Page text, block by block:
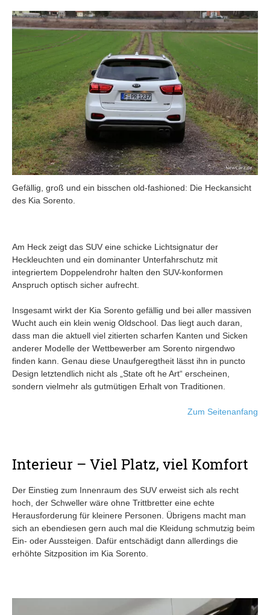
Gefällig, groß und ein bisschen old-fashioned: Die Heckansicht
des Kia Sorento.
Am Heck zeigt das SUV eine schicke Lichtsignatur der
Heckleuchten und ein dominanter Unterfahrschutz mit
integriertem Doppelendrohr halten den SUV-konformen
Anspruch optisch sicher aufrecht.
Insgesamt wirkt der Kia Sorento gefällig und bei aller massiven
Wucht auch ein klein wenig Oldschool. Das liegt auch daran,
dass man die aktuell viel zitierten scharfen Kanten und Sicken
anderer Modelle der Wettbewerber am Sorento nirgendwo
finden kann. Genau diese Unaufgeregtheit lässt ihn in puncto
Design letztendlich nicht als „State oft he Art“ erscheinen,
sondern vielmehr als gutmütigen Erhalt von Traditionen.
Zum Seitenanfang
Interieur – Viel Platz, viel Komfort
Der Einstieg zum Innenraum des SUV erweist sich als recht
hoch, der Schweller wäre ohne Trittbretter eine echte
Herausforderung für kleinere Personen. Übrigens macht man
sich an ebendiesen gern auch mal die Kleidung schmutzig beim
Ein- oder Aussteigen. Dafür entschädigt dann allerdings die
erhöhte Sitzposition im Kia Sorento.